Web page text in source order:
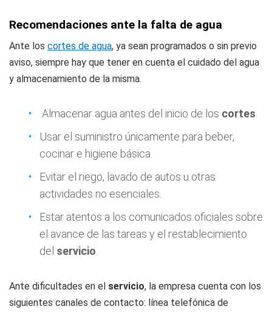
Recomendaciones ante la falta de agua
Ante los cortes de agua, ya sean programados o sin previo
aviso, siempre hay que tener en cuenta el cuidado del agua
y almacenamiento de la misma.
Almacenar agua antes del inicio de los cortes
Usar el suministro únicamente para beber,
cocinar e higiene básica.
Evitar el riego, lavado de autos u otras
actividades no esenciales.
Estar atentos a los comunicados oficiales sobre
el avance de las tareas y el restablecimiento
del servicio
Ante dificultades en el servicio, la empresa cuenta con los
siguientes canales de contacto: línea telefónica de